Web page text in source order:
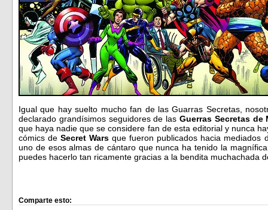
Igual que hay suelto mucho fan de las Guarras Secretas,
declarado grandísimos seguidores de las Guerras Secretas de
que haya nadie que se considere fan de esta editorial y nunca
cómics deSecret Wars que fueron publicados hacia mediados
uno de esos almas de cántaro que nunca ha tenido la
puedes hacerlo tan ricamente gracias a la bendita muchachada
Comparte esto: